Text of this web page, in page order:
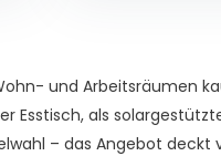
und Arbeitsräumen
Esstisch, als
– das Angebot